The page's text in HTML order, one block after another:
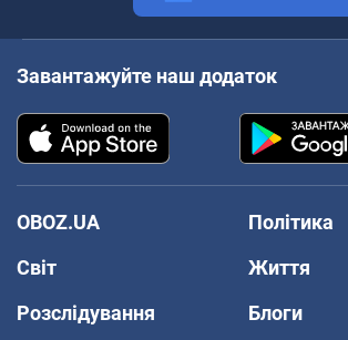
Завантажуйте наш додаток
OBOZ.UA
Політика
Світ
Життя
Розслідування
Блоги